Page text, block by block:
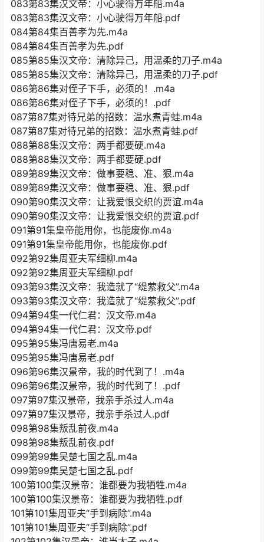
083第83集汉文帝：小心驶得万年船.m4a
083第83集汉文帝：小心驶得万年船.pdf
084第84集百善孝为先.m4a
084第84集百善孝为先.pdf
085第85集汉文帝：清除异己，用温柔的刀子.m4a
085第85集汉文帝：清除异己，用温柔的刀子.pdf
086第86集对侄子下手，必须的！.m4a
086第86集对侄子下手，必须的！.pdf
087第87集对待兄弟的招数：温水煮青蛙.m4a
087第87集对待兄弟的招数：温水煮青蛙.pdf
088第88集汉文帝：两手都要硬.m4a
088第88集汉文帝：两手都要硬.pdf
089第89集汉文帝：做事要稳、准、狠.m4a
089第89集汉文帝：做事要稳、准、狠.pdf
090第90集汉文帝：让我爱恨交织的贾谊.m4a
090第90集汉文帝：让我爱恨交织的贾谊.pdf
091第91集皇帝能用你，也能废你.m4a
091第91集皇帝能用你，也能废你.pdf
092第92集周亚夫军细柳.m4a
092第92集周亚夫军细柳.pdf
093第93集汉文帝：我造就了“缇萦救父”.m4a
093第93集汉文帝：我造就了“缇萦救父”.pdf
094第94集一代仁君：汉文帝.m4a
094第94集一代仁君：汉文帝.pdf
095第95集冯唐易老.m4a
095第95集冯唐易老.pdf
096第96集汉景帝，我的时代到了！.m4a
096第96集汉景帝，我的时代到了！.pdf
097第97集汉景帝，我亲手杀过人.m4a
097第97集汉景帝，我亲手杀过人.pdf
098第98集叛乱前夜.m4a
098第98集叛乱前夜.pdf
099第99集吴楚七国之乱.m4a
099第99集吴楚七国之乱.pdf
100第100集汉景帝：谁都要为我牺牲.m4a
100第100集汉景帝：谁都要为我牺牲.pdf
101第101集周亚夫“手到病除”.m4a
101第101集周亚夫“手到病除”.pdf